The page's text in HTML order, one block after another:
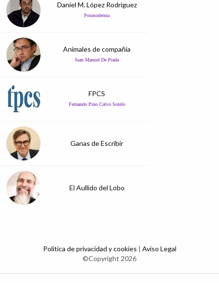
Daniel M. López Rodríguez
Posmodernia
Animales de compañía
Juan Manuel De Prada
FPCS
Fernando Pino Calvo Sotelo
Ganas de Escribir
El Aullido del Lobo
Política de privacidad y cookies | Aviso Legal
©Copyright 2026